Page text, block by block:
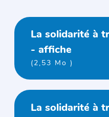
La solidarité à
- affiche
(2,53 Mo )
La solidarité à